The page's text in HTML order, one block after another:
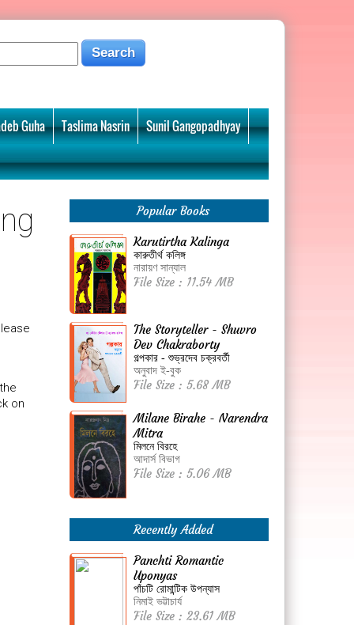
Guha Taslima Nasrin Sunil Gangopadhyay
on
Popular Books
Karutirtha Kalinga
কারুতীর্থ কলিঙ্গ
নারায়ণ সান্যাল
File Size : 11.54 MB
The Storyteller - Shuvro
Dev Chakraborty
গল্পকার - শুভ্রদেব চক্রবর্তী
অনুবাদ ই-বুক
File Size : 5.68 MB
Milane Birahe - Narendra
Mitra
মিলনে বিরহে
আদার্স বিভাগ
File Size : 5.06 MB
Recently Added
Panchti Romantic
Uponyas
পাঁচটি রোমান্টিক উপন্যাস
নিমাই ভট্টাচার্য
File Size : 23.61 MB